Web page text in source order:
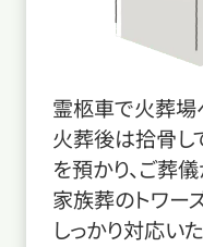
霊柩車で火葬場
火葬後は拾骨し
を預かり、ご葬
家族葬のトワー
しっかり対応いた